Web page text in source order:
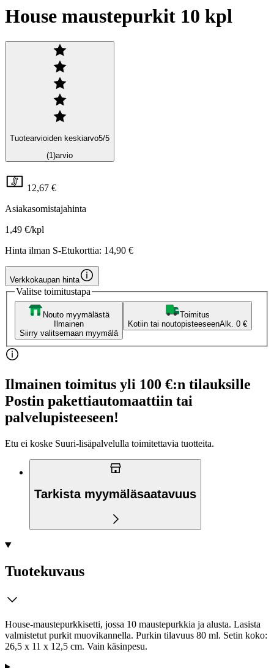
House maustepurkit 10 kpl
Tuotearvioiden keskiarvo5/5
(1)arvio
12,67 €
Asiakasomistajahinta
1,49 €/kpl
Hinta ilman S-Etukorttia: 14,90 €
Verkkokaupan hinta
Valitse toimitustapa
Nouto myymälästä
Ilmainen
Siirry valitsemaan myymälä
Toimitus
Kotiin tai noutopisteeseenAlk. 0 €
Ilmainen toimitus yli 100 €:n tilauksille
Postin pakettiautomaattiin tai
palvelupisteeseen!
Etu ei koske Suuri‑lisäpalvelulla toimitettavia tuotteita.
Tarkista myymäläsaatavuus
Tuotekuvaus
House-maustepurkkisetti, jossa 10 maustepurkkia ja alusta. Lasista
valmistetut purkit muovikannella. Purkin tilavuus 80 ml. Setin koko:
26,5 x 11 x 12,5 cm. Vain käsinpesu.